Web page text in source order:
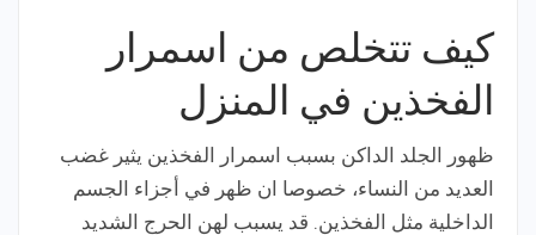
كيف تتخلص من اسمرار
الفخذين في المنزل
ظهور الجلد الداكن بسبب اسمرار الفخذين يثير غضب
العديد من النساء، خصوصا ان ظهر في أجزاء الجسم
الداخلية مثل الفخذين. قد يسبب لهن الحرج الشديد